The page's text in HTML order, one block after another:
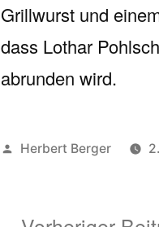
Grillwurst und
dass Lothar
abrunden wird.
Veröffentlicht
Herbert Berger